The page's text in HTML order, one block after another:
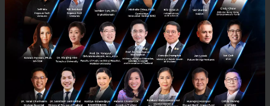
เทคโนโลยีตัวไหนที่กระทบภาคธุรกิจมากเท่ากับ AI นั่น
หมายความว่า ทุกธุรกิจต้องนำ AI มาประยุกต์ใช้ โดย
เฉพาะ Generative AI เช่นChatGPTที่เน้นในเรื่องของ
ความคิดสร้างสรรค์ โดย generate คอนเทนต์จากแอ็คชัน
ในลักษณะของคำสั่ง (Prompt) ต่างๆ ที่ป้อนเข้าไป แล้ว
ตอบออกมาเป็น Text ผ่านการแชต